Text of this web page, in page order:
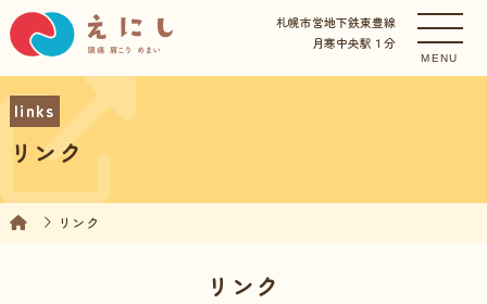
札幌市営地下鉄東豊線
月寒中央駅１分
MENU
links
リンク
リンク
リンク